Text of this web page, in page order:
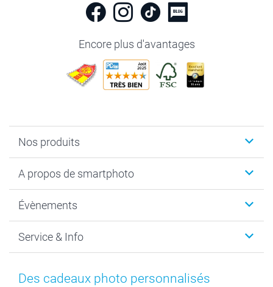
Encore plus d'avantages
Nos produits
Cadeaux photo
MyNameBook
Développement photo & Tirage photo
Cadres photo & accessoires déco
A propos de smartphoto
Durabilité
Gestion des cookies
Mentions Légales
Évènements
Nouvel An
Fête des Mères
Service & Info
Tarifs et frais de livraison
Des cadeaux photo personnalisés